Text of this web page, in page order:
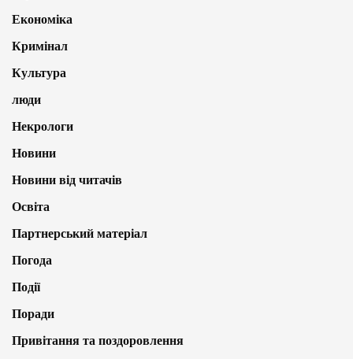
Економіка
Кримінал
Культура
люди
Некрологи
Новини
Новини від читачів
Освіта
Партнерський матеріал
Погода
Події
Поради
Привітання та поздоровлення